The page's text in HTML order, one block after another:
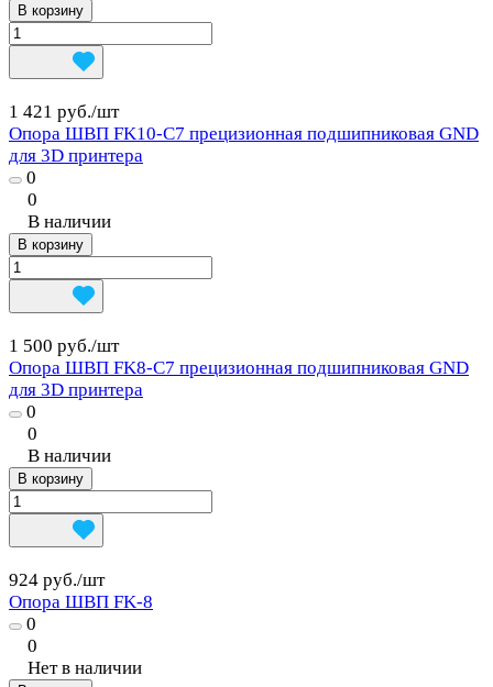
В корзину
1 421 руб./шт
Опора ШВП FK10-C7 прецизионная подшипниковая GND
для 3D принтера
0
0
В наличии
В корзину
1 500 руб./шт
Опора ШВП FK8-C7 прецизионная подшипниковая GND
для 3D принтера
0
0
В наличии
В корзину
924 руб./шт
Опора ШВП FK-8
0
0
Нет в наличии